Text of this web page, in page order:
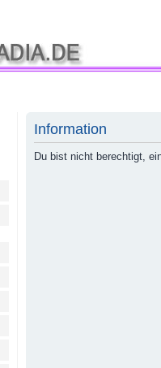
Information
Du bist nicht berechtigt,